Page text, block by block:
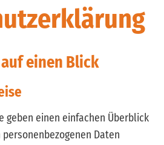
einen Blick
geben einen einfachen Überblick
Daten